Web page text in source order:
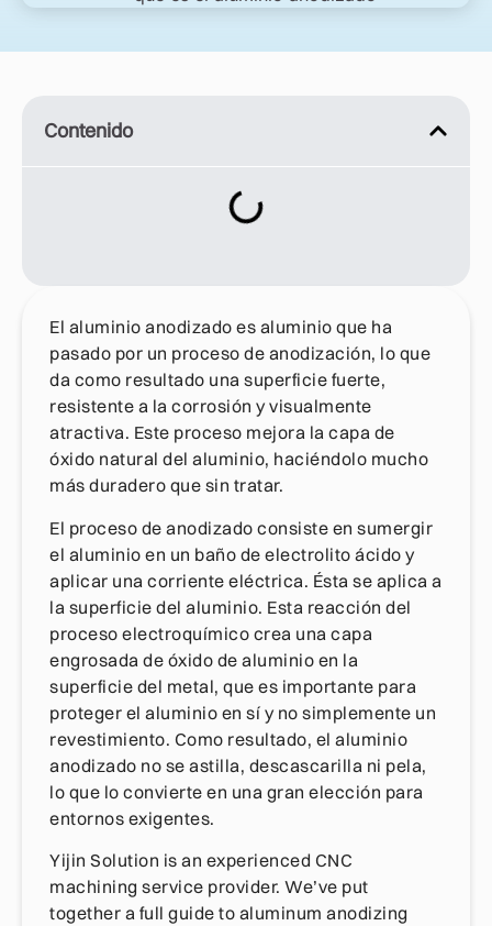
Contenido
El aluminio anodizado es aluminio que ha
pasado por un proceso de anodización, lo que
da como resultado una superficie fuerte,
resistente a la corrosión y visualmente
atractiva. Este proceso mejora la capa de
óxido natural del aluminio, haciéndolo mucho
más duradero que sin tratar.
El proceso de anodizado consiste en sumergir
el aluminio en un baño de electrolito ácido y
aplicar una corriente eléctrica. Ésta se aplica a
la superficie del aluminio. Esta reacción del
proceso electroquímico crea una capa
engrosada de óxido de aluminio en la
superficie del metal, que es importante para
proteger el aluminio en sí y no simplemente un
revestimiento. Como resultado, el aluminio
anodizado no se astilla, descascarilla ni pela,
lo que lo convierte en una gran elección para
entornos exigentes.
Yijin Solution is an experienced CNC
machining service provider. We’ve put
together a full guide to aluminum anodizing